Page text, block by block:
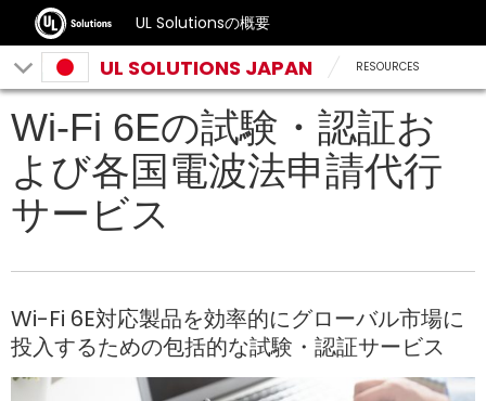
UL Solutionsの概要
UL SOLUTIONS JAPAN RESOURCES
Wi-Fi 6Eの試験・認証お
よび各国電波法申請代行
サービス
Wi-Fi 6E対応製品を効率的にグローバル市場に
投入するための包括的な試験・認証サービス